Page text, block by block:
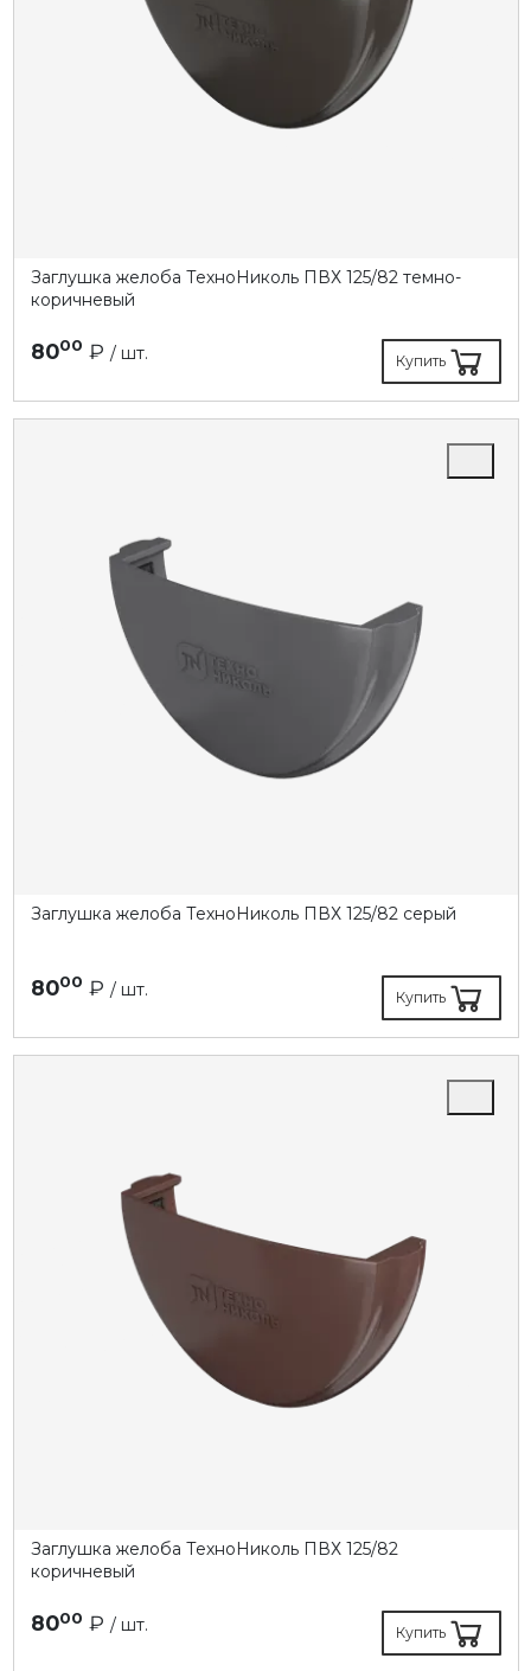
Заглушка желоба ТехноНиколь ПВХ 125/82 темно-
коричневый
8000 ₽ / шт. Купить
Заглушка желоба ТехноНиколь ПВХ 125/82 серый
8000 ₽ / шт. Купить
Заглушка желоба ТехноНиколь ПВХ 125/82
коричневый
8000 ₽ / шт. Купить